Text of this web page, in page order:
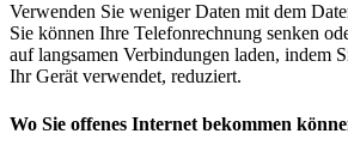
Verwenden Sie weniger Daten mit dem
Sie können Ihre Telefonrechnung senken
auf langsamen Verbindungen laden, indem
Ihr Gerät verwendet, reduziert.
Wo Sie offenes Internet bekommen